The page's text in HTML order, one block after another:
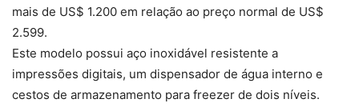
mais de US$ 1.200 em relação ao preço normal de US$
2.599.
Este modelo possui aço inoxidável resistente a
impressões digitais, um dispensador de água interno e
cestos de armazenamento para freezer de dois níveis.